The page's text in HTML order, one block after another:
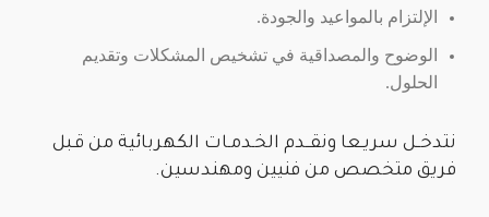
الإلتزام بالمواعيد والجودة.
الوضوح والمصداقية في تشخيص المشكلات وتقديم
الحلول.
ﻧﺘﺪﺧــﻞ ﺳﺮﻳـﻌﺎ وﻧﻘــﺪم اﻟﺨـﺪﻣـﺎت اﻟﻜﻬﺮﺑﺎﺋﻴﺔ ﻣﻦ ﻗـﺒﻞ
ﻓﺮﻳﻖ ﻣﺘﺨﺼﺺ ﻣﻦ ﻓﻨﻴﻴﻦ وﻣﻬﻨﺪﺳﻴﻦ.